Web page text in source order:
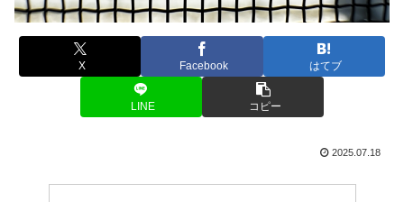
X Facebook はてブ
LINE コピー
2025.07.18